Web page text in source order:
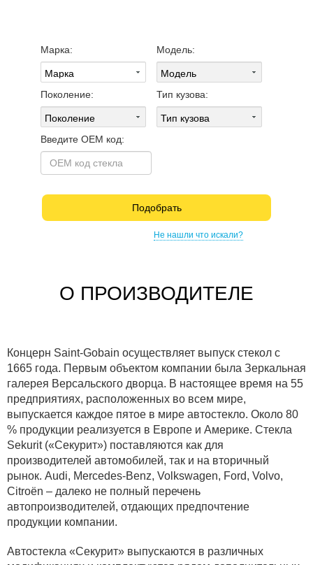
Марка: Модель:
Поколение: Тип кузова:
Введите OEM код:
Подобрать
Не нашли что искали?
О ПРОИЗВОДИТЕЛЕ
Концерн Saint-Gobain осуществляет выпуск стекол с
1665 года. Первым объектом компании была Зеркальная
галерея Версальского дворца. В настоящее время на 55
предприятиях, расположенных во всем мире,
выпускается каждое пятое в мире автостекло. Около 80
% продукции реализуется в Европе и Америке. Стекла
Sekurit («Секурит») поставляются как для
производителей автомобилей, так и на вторичный
рынок. Audi, Mercedes-Benz, Volkswagen, Ford, Volvo,
Citroën – далеко не полный перечень
автопроизводителей, отдающих предпочтение
продукции компании.
Автостекла «Секурит» выпускаются в различных